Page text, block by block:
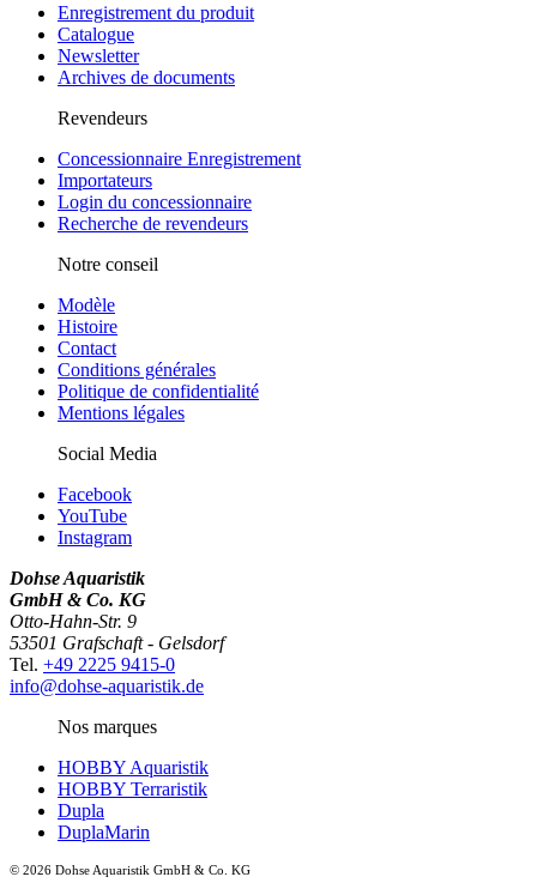
Enregistrement du produit
Catalogue
Newsletter
Archives de documents
Revendeurs
Concessionnaire Enregistrement
Importateurs
Login du concessionnaire
Recherche de revendeurs
Notre conseil
Modèle
Histoire
Contact
Conditions générales
Politique de confidentialité
Mentions légales
Social Media
Facebook
YouTube
Instagram
Dohse Aquaristik
GmbH & Co. KG
Otto-Hahn-Str. 9
53501 Grafschaft - Gelsdorf
Tel. +49 2225 9415-0
info@dohse-aquaristik.de
Nos marques
HOBBY Aquaristik
HOBBY Terraristik
Dupla
DuplaMarin
© 2026 Dohse Aquaristik GmbH & Co. KG